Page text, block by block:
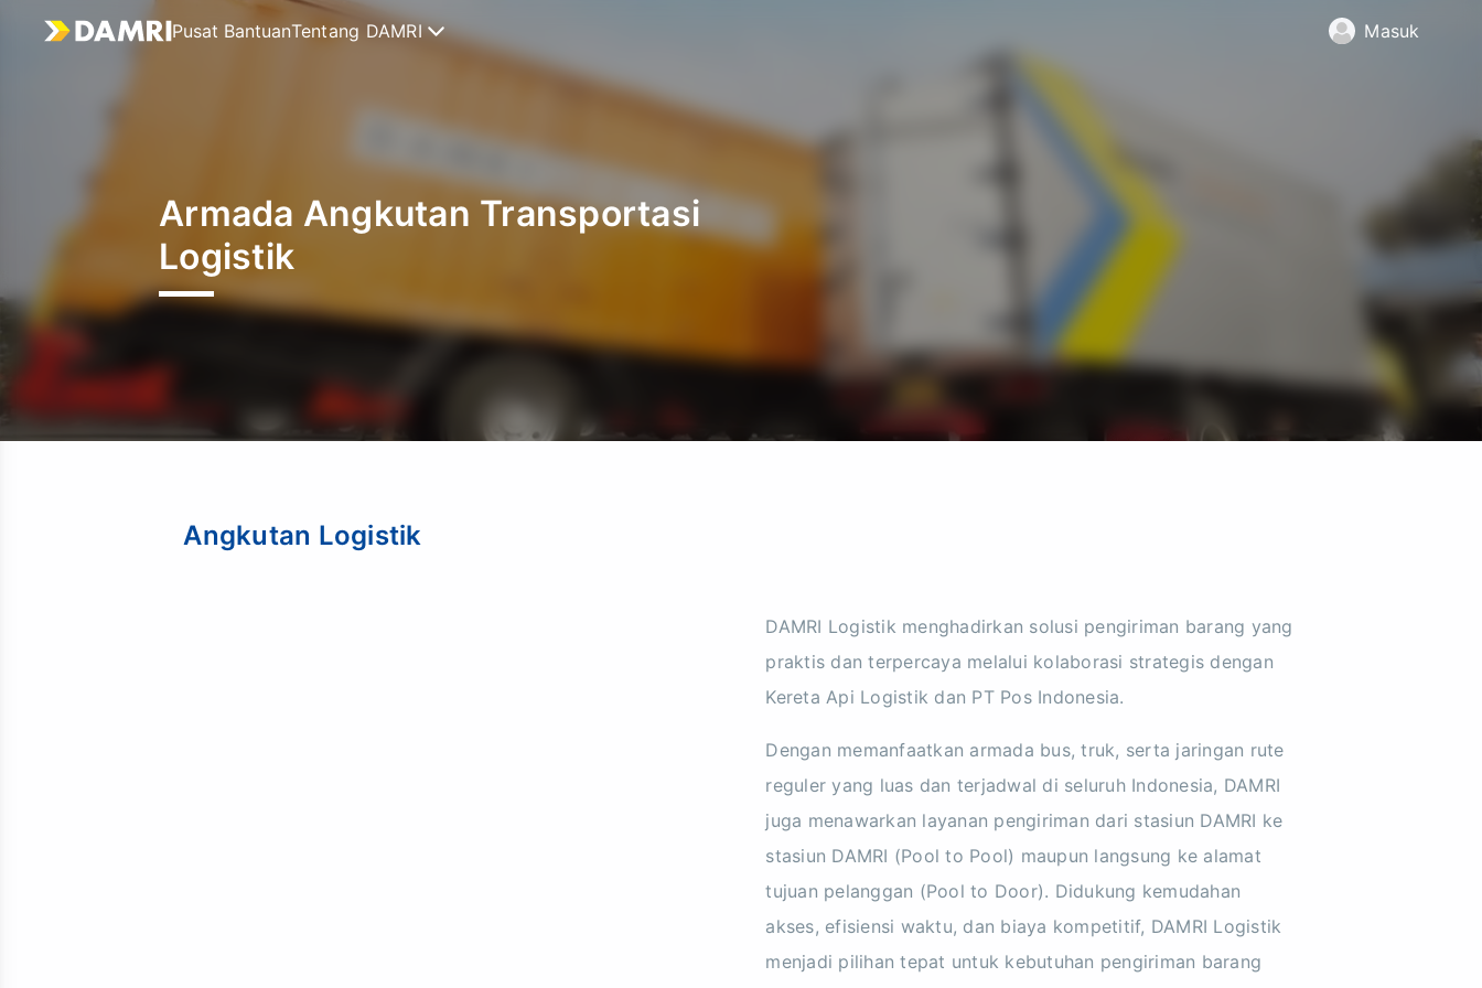
Pusat BantuanTentang DAMRI Masuk
Armada Angkutan Transportasi
Logistik
Angkutan Logistik
DAMRI Logistik menghadirkan solusi pengiriman barang yang
praktis dan terpercaya melalui kolaborasi strategis dengan
Kereta Api Logistik dan PT Pos Indonesia.
Dengan memanfaatkan armada bus, truk, serta jaringan rute
reguler yang luas dan terjadwal di seluruh Indonesia, DAMRI
juga menawarkan layanan pengiriman dari stasiun DAMRI ke
stasiun DAMRI (Pool to Pool) maupun langsung ke alamat
tujuan pelanggan (Pool to Door). Didukung kemudahan
akses, efisiensi waktu, dan biaya kompetitif, DAMRI Logistik
menjadi pilihan tepat untuk kebutuhan pengiriman barang